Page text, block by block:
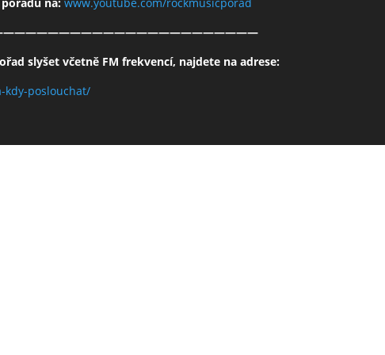
slyšet včetně FM frekvencí, najdete na adrese:
kdy-poslouchat/